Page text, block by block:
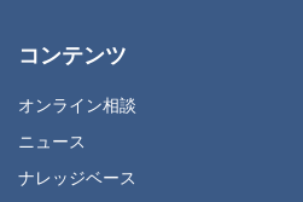
コンテンツ
オンライン相談
ニュース
ナレッジベース